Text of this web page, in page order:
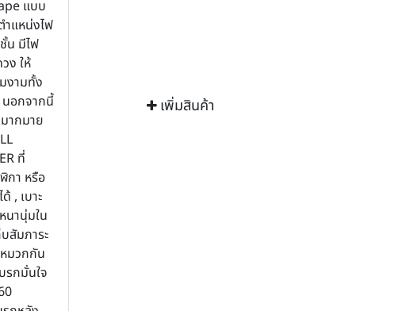
เพิ่มสินค้า
แบบ
แหน่งไฟ
น มีไฟ
ง ให้
งามทั้ง
นอกจากนี้
ากมาย
ที่
กา หรือ
, เบาะ
นานุ่มใน
สัมภาระ
หมวกกัน
รกมั่นใจ